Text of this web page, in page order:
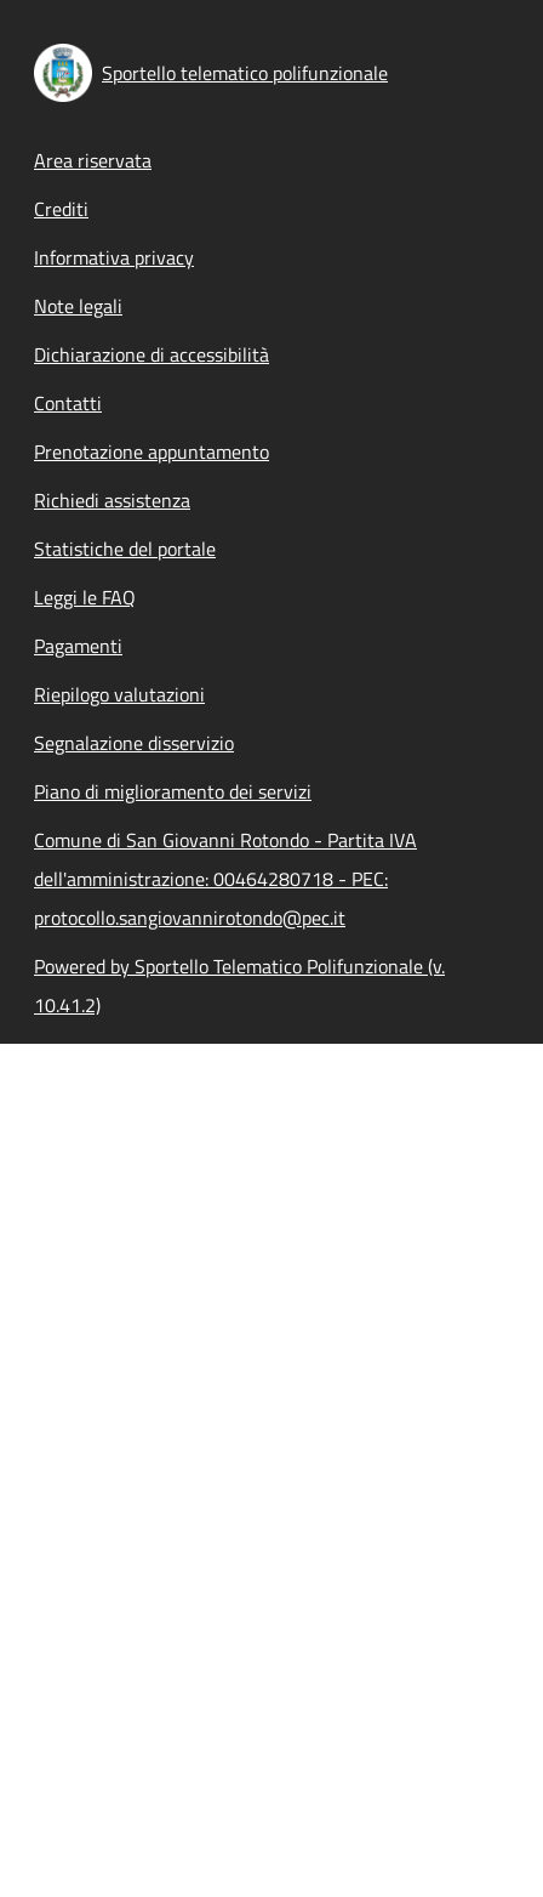
Sportello telematico polifunzionale
Footer menu
Area riservata
Crediti
Informativa privacy
Note legali
Dichiarazione di accessibilità
Contatti
Prenotazione appuntamento
Richiedi assistenza
Statistiche del portale
Leggi le FAQ
Pagamenti
Riepilogo valutazioni
Segnalazione disservizio
Piano di miglioramento dei servizi
Comune di San Giovanni Rotondo - Partita IVA
dell'amministrazione: 00464280718 - PEC:
protocollo.sangiovannirotondo@pec.it
Powered by Sportello Telematico Polifunzionale (v.
10.41.2)